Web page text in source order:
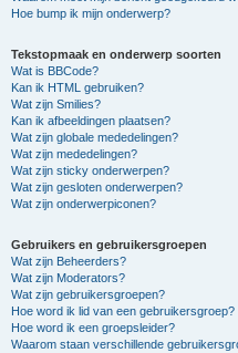
Hoe bump ik mijn onderwerp?
Tekstopmaak en onderwerp soorten
Wat is BBCode?
Kan ik HTML gebruiken?
Wat zijn Smilies?
Kan ik afbeeldingen plaatsen?
Wat zijn globale mededelingen?
Wat zijn mededelingen?
Wat zijn sticky onderwerpen?
Wat zijn gesloten onderwerpen?
Wat zijn onderwerpiconen?
Gebruikers en gebruikersgroepen
Wat zijn Beheerders?
Wat zijn Moderators?
Wat zijn gebruikersgroepen?
Hoe word ik lid van een gebruikersgroep?
Hoe word ik een groepsleider?
Waarom staan verschillende